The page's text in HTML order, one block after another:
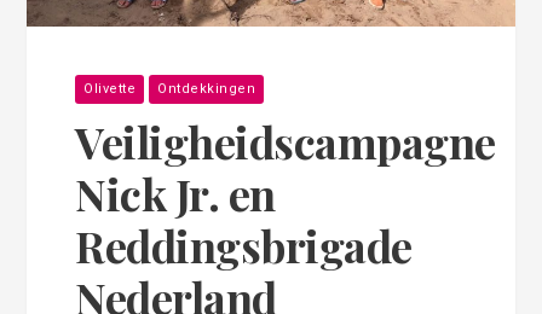
Olivette Ontdekkingen
Veiligheidscampagne
Nick Jr. en
Reddingsbrigade
Nederland